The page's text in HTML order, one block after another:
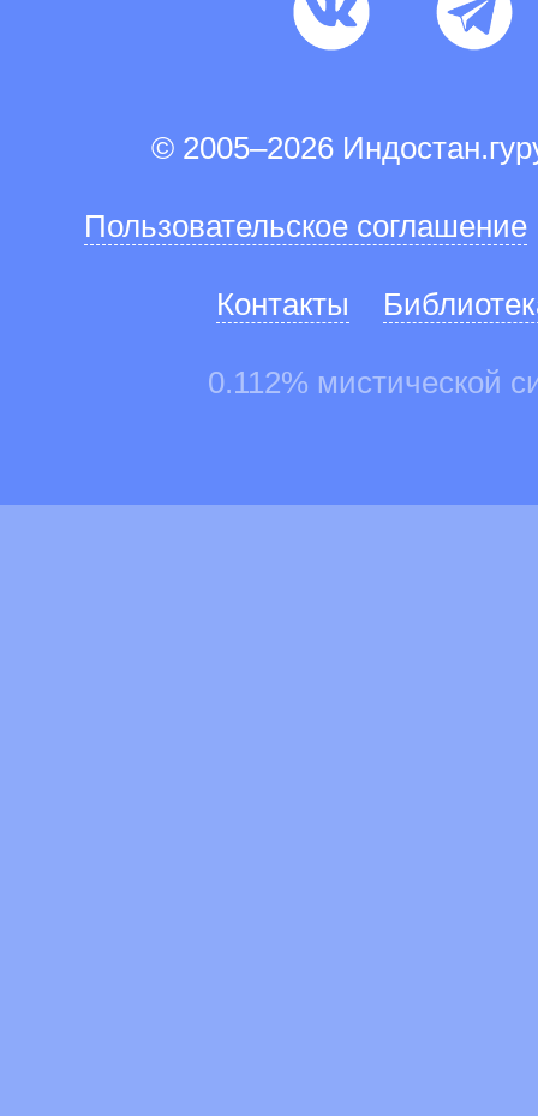
© 2005–2026
Пользовательское соглашение
Контакты
0.112% мистической